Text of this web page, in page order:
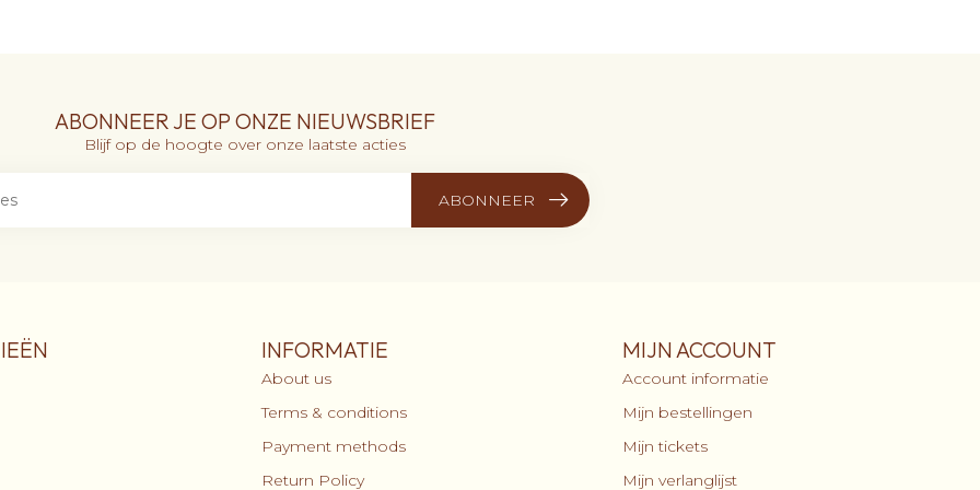
ABONNEER JE OP ONZE NIEUWSBRIEF
Blijf op de hoogte over onze laatste acties
ABONNEER
INFORMATIE
About us
Terms & conditions
Payment methods
Return Policy
MIJN ACCOUNT
Account informatie
Mijn bestellingen
Mijn tickets
Mijn verlanglijst